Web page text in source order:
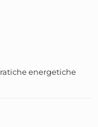
energetiche